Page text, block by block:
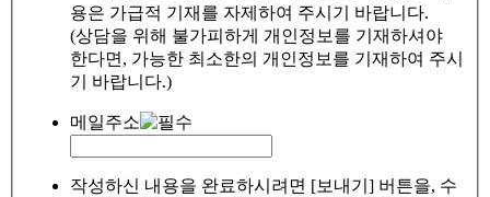
용은 가급적 기재를 자제하여 주시기 바랍니다.
(상담을 위해 불가피하게 개인정보를 기재하셔야
한다면, 가능한 최소한의 개인정보를 기재하여 주시
기 바랍니다.)
메일주소
작성하신 내용을 완료하시려면 [보내기] 버튼을, 수